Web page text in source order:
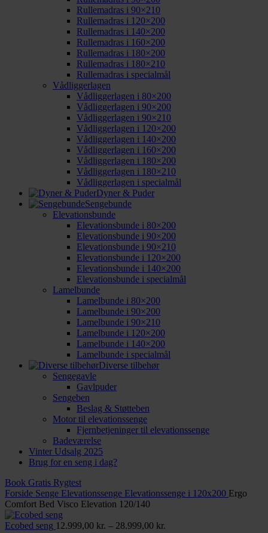
Rullemadras i 90×210
Rullemadras i 120×200
Rullemadras i 140×200
Rullemadras i 160×200
Rullemadras i 180×200
Rullemadras i 180×210
Rullemadras i specialmål
Vådliggerlagen
Vådliggerlagen i 80×200
Vådliggerlagen i 90×200
Vådliggerlagen i 90×210
Vådliggerlagen i 120×200
Vådliggerlagen i 140×200
Vådliggerlagen i 160×200
Vådliggerlagen i 180×200
Vådliggerlagen i 180×210
Vådliggerlagen i specialmål
Dyner & Puder
Sengebunde
Elevationsbunde
Elevationsbunde i 80×200
Elevationsbunde i 90×200
Elevationsbunde i 90×210
Elevationsbunde i 120×200
Elevationsbunde i 140×200
Elevationsbunde i specialmål
Lamelbunde
Lamelbunde i 80×200
Lamelbunde i 90×200
Lamelbunde i 90×210
Lamelbunde i 120×200
Lamelbunde i 140×200
Lamelbunde i specialmål
Diverse tilbehør
Sengegavle
Gavlpuder
Sengeben
Beslag & Støtteben
Motor til elevationssenge
Fjernbetjeninger til elevationssenge
Badeværelse
Vinter Udsalg 2025
Brug for en seng i dag?
Book Gratis Rygtest
Forside Senge Elevationssenge Elevationssenge i 120x200 Ergo
Comfort Bed Visco Elevation 120/140
Ecobed seng 12.999,00 kr. – 28.999,00 kr.